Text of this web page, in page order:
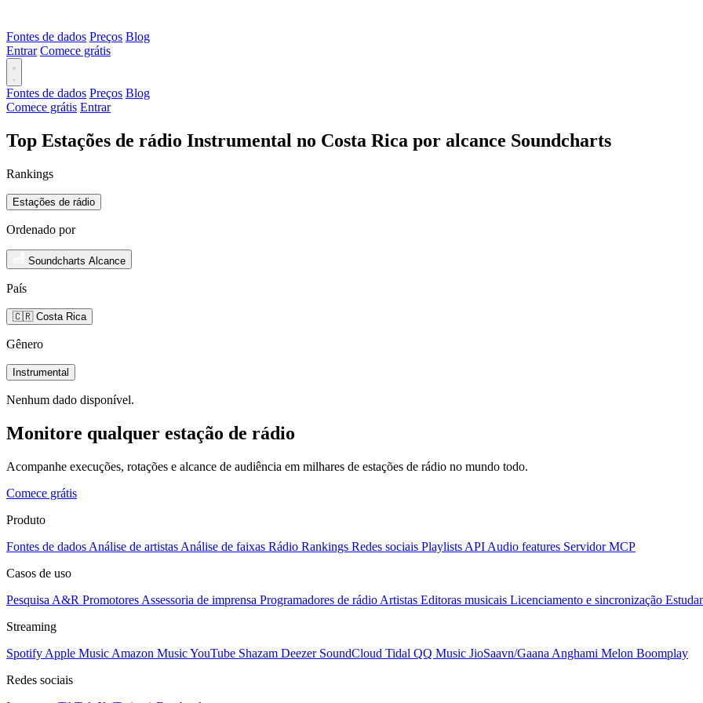
Fontes de dados Preços Blog
Entrar Comece grátis
Fontes de dados Preços Blog
Comece grátis Entrar
Top Estações de rádio Instrumental no Costa Rica por alcance Soundcharts
Rankings
Estações de rádio
Ordenado por
Soundcharts Alcance
País
🇨🇷 Costa Rica
Gênero
Instrumental
Nenhum dado disponível.
Monitore qualquer estação de rádio
Acompanhe execuções, rotações e alcance de audiência em milhares de estações de rádio no mundo todo.
Comece grátis
Produto
Fontes de dados Análise de artistas Análise de faixas Rádio Rankings Redes sociais Playlists API Audio features Servidor MCP
Casos de uso
Pesquisa A&R Promotores Assessoria de imprensa Programadores de rádio Artistas Editoras musicais Licenciamento e sincronização
Streaming
Spotify Apple Music Amazon MusicYouTube Shazam Deezer SoundCloud Tidal QQ Music JioSaavn/Gaana Anghami Melon Boomplay
Redes sociais